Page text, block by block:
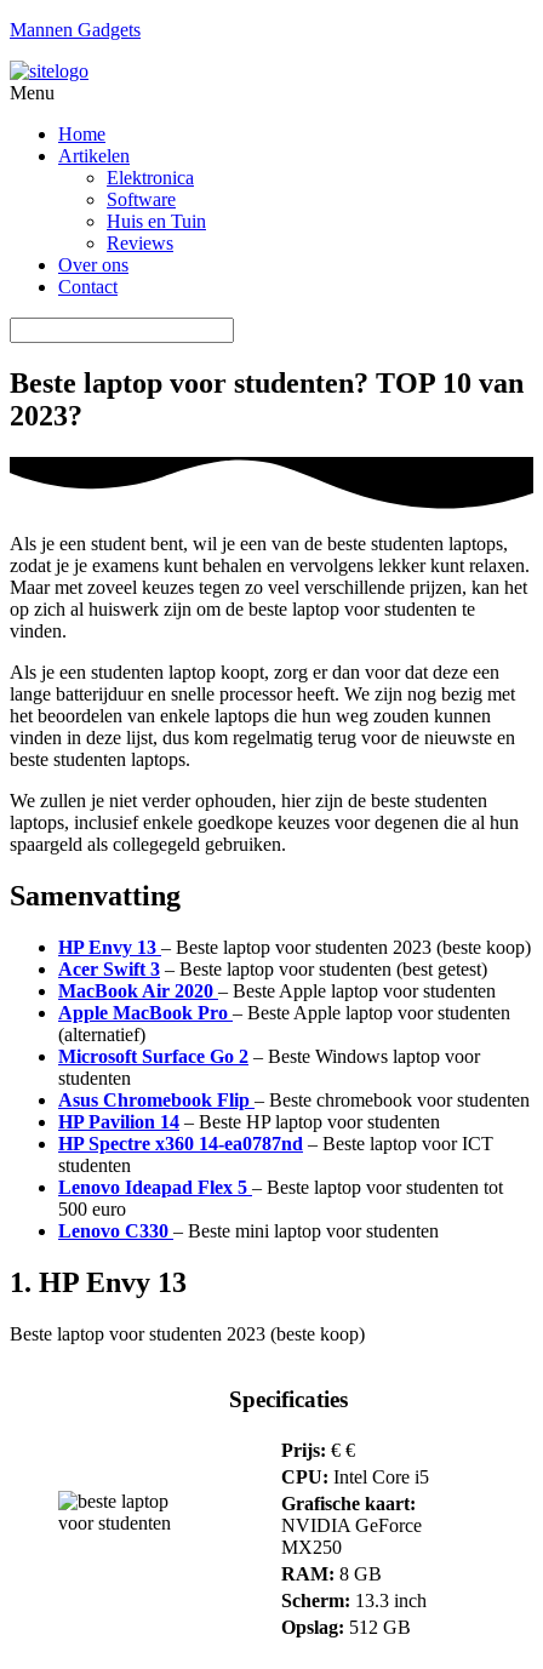
Mannen Gadgets
Menu
Home
Artikelen
Elektronica
Software
Huis en Tuin
Reviews
Over ons
Contact
Beste laptop voor studenten? TOP 10 van
2023?
Als je een student bent, wil je een van de beste studenten laptops,
zodat je je examens kunt behalen en vervolgens lekker kunt relaxen.
Maar met zoveel keuzes tegen zo veel verschillende prijzen, kan het
op zich al huiswerk zijn om de beste laptop voor studenten te
vinden.
Als je een studenten laptop koopt, zorg er dan voor dat deze een
lange batterijduur en snelle processor heeft. We zijn nog bezig met
het beoordelen van enkele laptops die hun weg zouden kunnen
vinden in deze lijst, dus kom regelmatig terug voor de nieuwste en
beste studenten laptops.
We zullen je niet verder ophouden, hier zijn de beste studenten
laptops, inclusief enkele goedkope keuzes voor degenen die al hun
spaargeld als collegegeld gebruiken.
Samenvatting
HP Envy 13 – Beste laptop voor studenten 2023 (beste koop)
Acer Swift 3 – Beste laptop voor studenten (best getest)
MacBook Air 2020 – Beste Apple laptop voor studenten
Apple MacBook Pro – Beste Apple laptop voor studenten
(alternatief)
Microsoft Surface Go 2 – Beste Windows laptop voor
studenten
Asus Chromebook Flip – Beste chromebook voor studenten
HP Pavilion 14 – Beste HP laptop voor studenten
HP Spectre x360 14-ea0787nd – Beste laptop voor ICT
studenten
Lenovo Ideapad Flex 5 – Beste laptop voor studenten tot
500 euro
Lenovo C330 – Beste mini laptop voor studenten
1. HP Envy 13
Beste laptop voor studenten 2023 (beste koop)
Specificaties
Prijs:€ €
CPU: Intel Core i5
Grafische kaart:
NVIDIA GeForce
MX250
RAM:8 GB
Scherm: 13.3 inch
Opslag: 512 GB